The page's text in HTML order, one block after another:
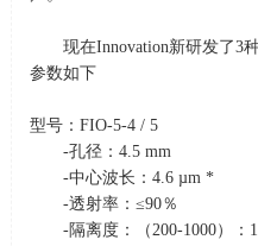
现在Innovation新研发了3
参数如下
型号： FIO-5-4 / 5
-孔径： 4.5 mm
-中心波长： 4.6 µm *
-透射率：≤90％
-隔离度：（200-1000）： 1